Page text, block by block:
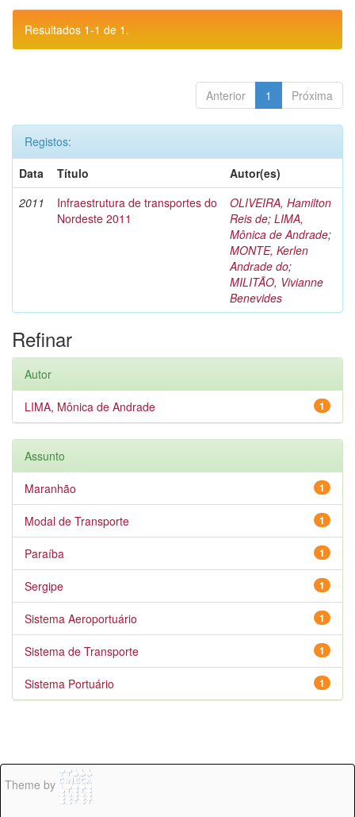
Resultados 1-1 de 1.
Anterior 1 Próxima
Registos:
Data
Título
Autor(es)
2011
Infraestrutura de transportes do
Nordeste 2011
OLIVEIRA, Hamilton
Reis de; LIMA,
Mônica de Andrade;
MONTE, Kerlen
Andrade do;
MILITÃO, Vivianne
Benevides
Refinar
Autor
1
LIMA, Mônica de Andrade
Assunto
1
Maranhão
1
Modal de Transporte
1
Paraíba
1
Sergipe
1
Sistema Aeroportuário
1
Sistema de Transporte
1
Sistema Portuário
Theme by